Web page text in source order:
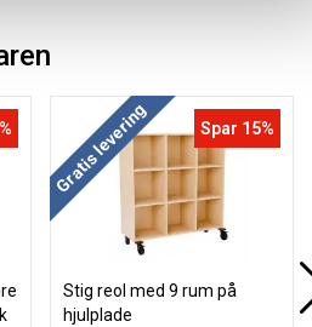
Gratis levering Spar 15%
Stig reol med 9 rum på
hjulplade